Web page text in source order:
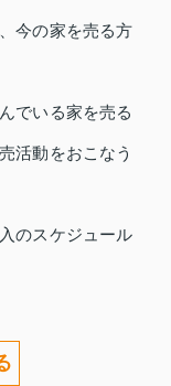
今の家を売る方
でいる家を売る
活動をおこなう
のスケジュール